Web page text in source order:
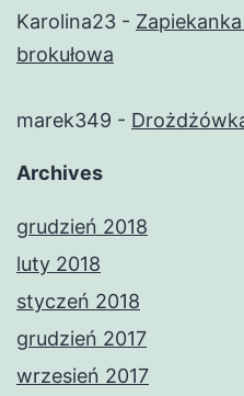
Karolina23 -
brokułowa
marek349 -
Archives
grudzień 2018
luty 2018
styczeń 2018
grudzień 2017
wrzesień 2017